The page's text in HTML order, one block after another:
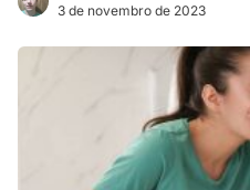
3 de novembro de 2023